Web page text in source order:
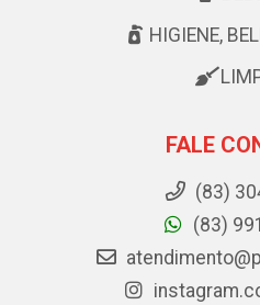
HIGIENE,
FALE
(83)
(83)